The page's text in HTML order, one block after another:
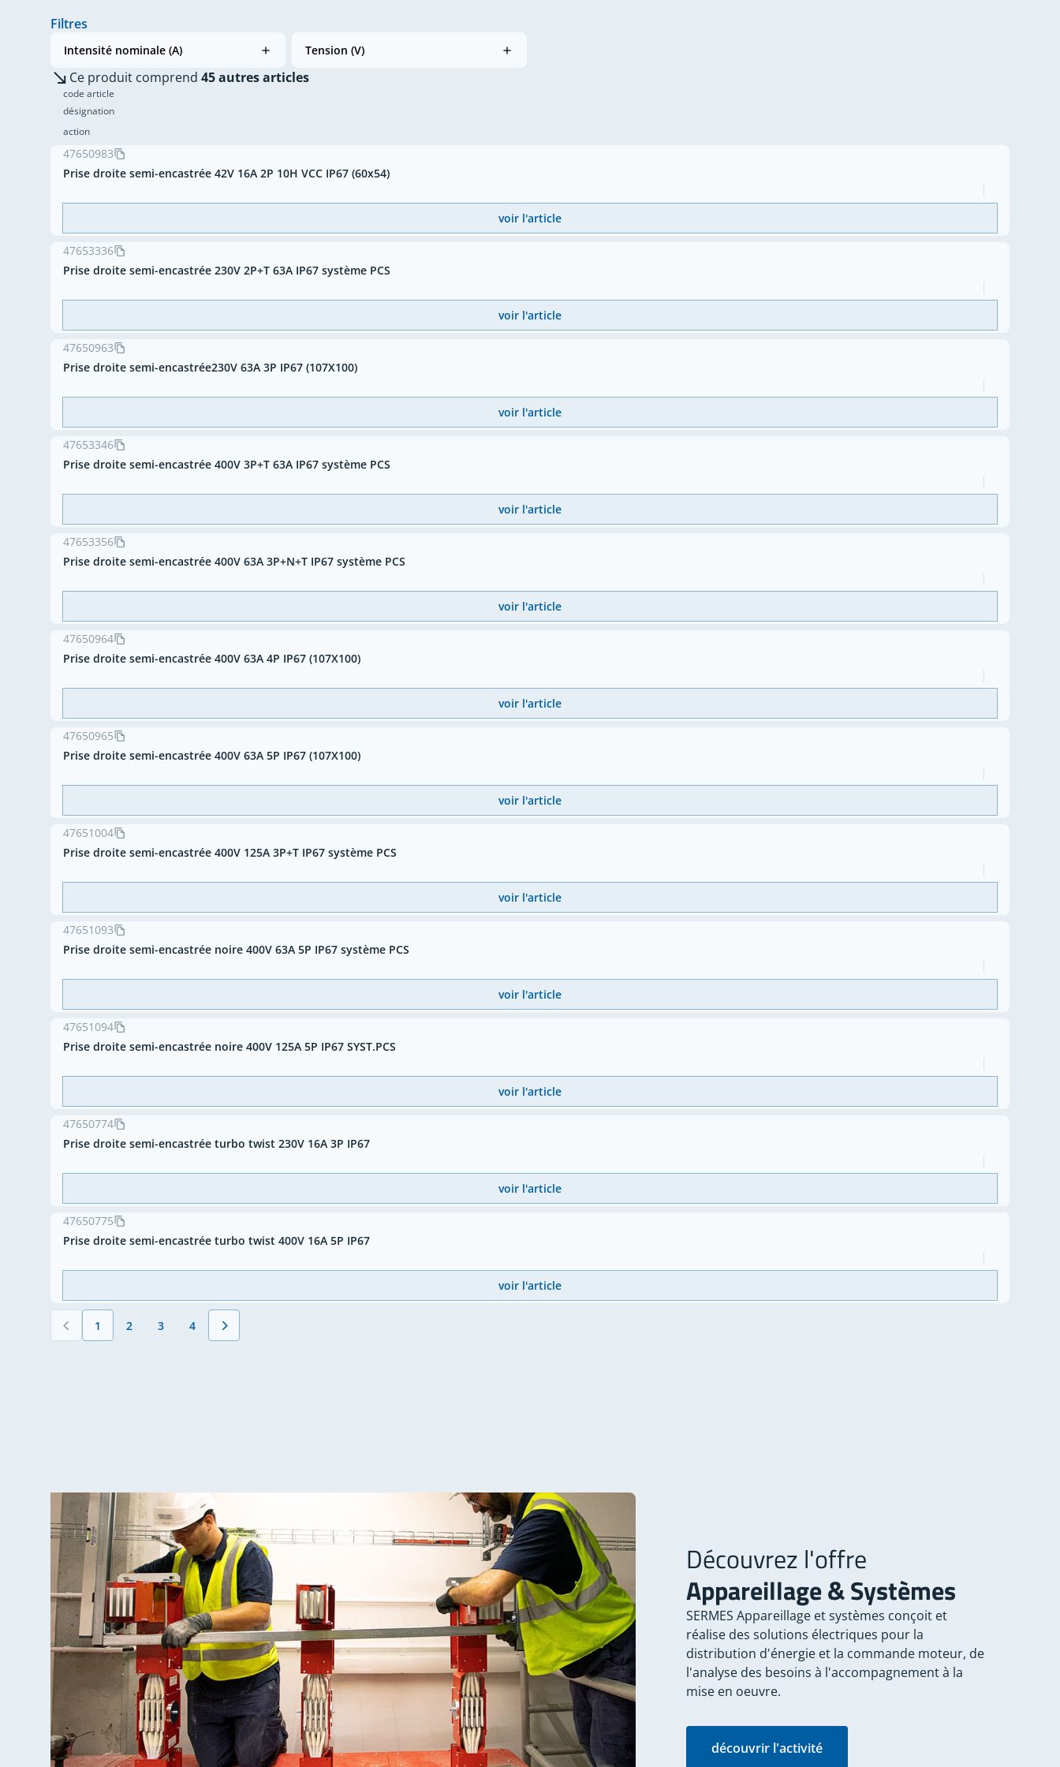
Filtres
Intensité nominale (A) Tension (V)
Ce produit comprend 45 autres articles
code article
désignation
action
47650983
Prise droite semi-encastrée 42V 16A 2P 10H VCC IP67 (60x54)
voir l'article
47653336
Prise droite semi-encastrée 230V 2P+T 63A IP67 système PCS
voir l'article
47650963
Prise droite semi-encastrée230V 63A 3P IP67 (107X100)
voir l'article
47653346
Prise droite semi-encastrée 400V 3P+T 63A IP67 système PCS
voir l'article
47653356
Prise droite semi-encastrée 400V 63A 3P+N+T IP67 système PCS
voir l'article
47650964
Prise droite semi-encastrée 400V 63A 4P IP67 (107X100)
voir l'article
47650965
Prise droite semi-encastrée 400V 63A 5P IP67 (107X100)
voir l'article
47651004
Prise droite semi-encastrée 400V 125A 3P+T IP67 système PCS
voir l'article
47651093
Prise droite semi-encastrée noire 400V 63A 5P IP67 système PCS
voir l'article
47651094
Prise droite semi-encastrée noire 400V 125A 5P IP67 SYST.PCS
voir l'article
47650774
Prise droite semi-encastrée turbo twist 230V 16A 3P IP67
voir l'article
47650775
Prise droite semi-encastrée turbo twist 400V 16A 5P IP67
voir l'article
Vous lisez actuellement la page
1 Page
2 Page
3 Page
4
Découvrez l'offre
Appareillage & Systèmes
SERMES Appareillage et systèmes conçoit et
réalise des solutions électriques pour la
distribution d'énergie et la commande moteur, de
l'analyse des besoins à l'accompagnement à la
mise en oeuvre.
découvrir l'activité